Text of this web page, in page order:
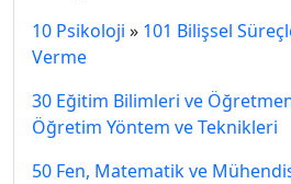
10 Psikoloji » 101 Bilişsel
Verme
30 Eğitim Bilimleri ve
Öğretim Yöntem ve Teknikleri
50 Fen, Matematik ve